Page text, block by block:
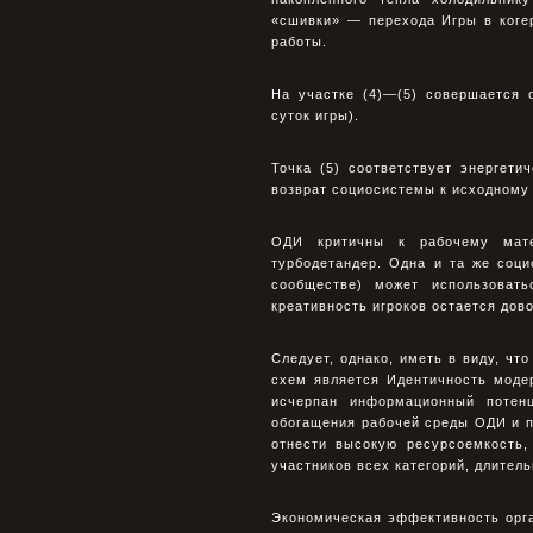
«сшивки» — перехода Игры в
работы.
На участке (4)—(5) совершается
суток игры).
Точка (5) соответствует
возврат социосистемы к
ОДИ критичны к рабочему
турбодетандер. Одна и та же
сообществе) может
креативность игроков остается
Следует, однако, иметь в виду,
схем является Идентичность
исчерпан информационный
обогащения рабочей среды ОДИ и
отнести высокую
участников всех категорий,
Экономическая эффективность